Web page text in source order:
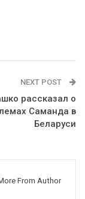
NEXT POST
рассказал о
Саманда в
Беларуси
From Author